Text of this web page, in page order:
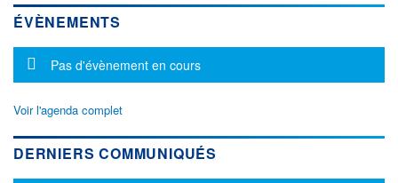
ÉVÈNEMENTS
Message d'information
Pas d'évènement en cours
Voir l'agenda complet
DERNIERS COMMUNIQUÉS